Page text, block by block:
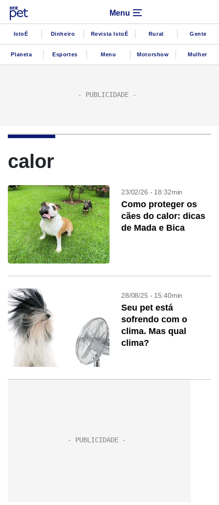
Menu
IstoÉ Dinheiro Revista IstoÉ Rural Gente
Planeta Esportes Menu Motorshow Mulher
calor
23/02/26 - 18:32min
Como proteger os
cães do calor: dicas
de Mada e Bica
28/08/25 - 15:40min
Seu pet está
sofrendo com o
clima. Mas qual
clima?